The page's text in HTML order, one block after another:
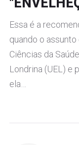
Essa é a
quando o
Ciências da
Londrina (UEL) e
ela…